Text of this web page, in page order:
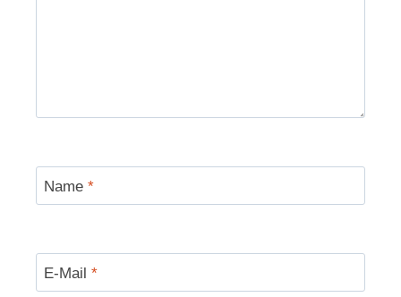
Name *
E-Mail *